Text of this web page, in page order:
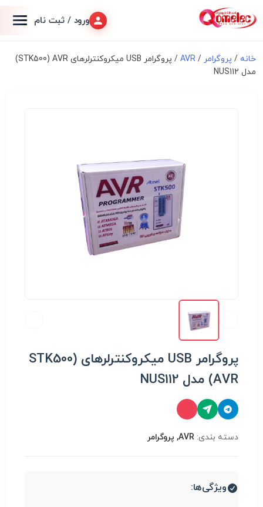
ورود / ثبت نام
خانه / پروگرامر /
AVR
/ پروگرامر USB میکروکنترلرهای STK500) AVR)
مدل NUS112
پروگرامر USB میکروکنترلرهای STK500)
AVR) مدل NUS112
دسته بندی: AVR, پروگرامر
ویژگی‌ها: